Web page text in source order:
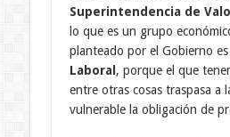
Superintendencia de
lo que es un grupo
planteado por el Gobierno
Laboral , porque el que
entre otras cosas traspasa a
vulnerable la obligación de